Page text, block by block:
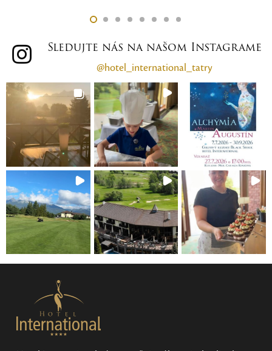
prostredí Vysokých Tatier!Prvá lekcia začína v
Sledujte nás na našom Instagrame
@hotel_international_tatry